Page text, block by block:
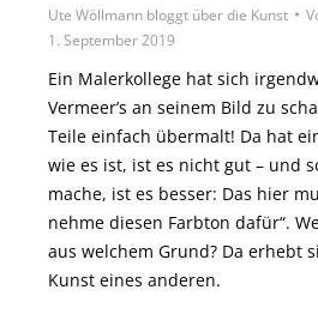
Ute Wöllmann bloggt über die Kunst
1. September 2019
Ein Malerkollege hat sich
Vermeer’s an seinem Bild zu
Teile einfach übermalt! Da hat
wie es ist, ist es nicht gut – und
mache, ist es besser: Das hier
nehme diesen Farbton dafür“.
aus welchem Grund? Da erhebt
Kunst eines anderen.